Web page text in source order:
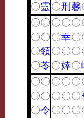
〇靈〇刑 馨
〇〇〇〇〇
〇〇〇幸〇
〇領〇〇〇
〇苓〇婞〇
〇〇〇〇〇
〇〇〇〇〇
〇令〇〇〇